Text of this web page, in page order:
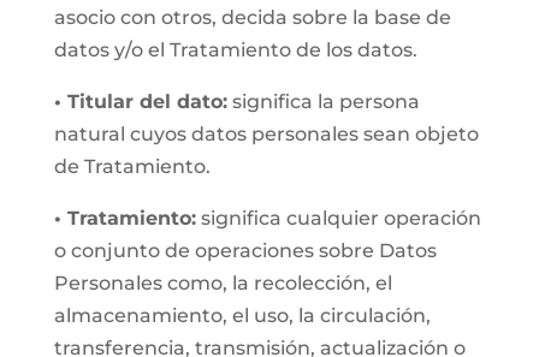
asocio con otros, decida sobre la base de
datos y/o el Tratamiento de los datos.
• Titular del dato:significa la persona
natural cuyos datos personales sean objeto
de Tratamiento.
• Tratamiento:significa cualquier operación
o conjunto de operaciones sobre Datos
Personales como, la recolección, el
almacenamiento, el uso, la circulación,
transferencia, transmisión, actualización o